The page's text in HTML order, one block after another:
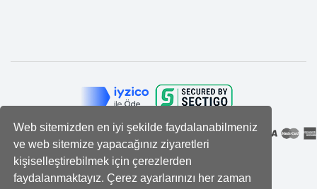
Web sitemizden en iyi şekilde faydalanabilmeniz
ve web sitemize yapacağınız ziyaretleri
kişiselleştirebilmek için çerezlerden
faydalanmaktayız. Çerez ayarlarınızı her zaman